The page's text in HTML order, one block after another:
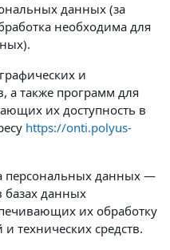
данных (за
необходима для
и
а также программ для
их доступность в
https://onti.polyus-
персональных данных —
базах данных
их обработку
технических средств.